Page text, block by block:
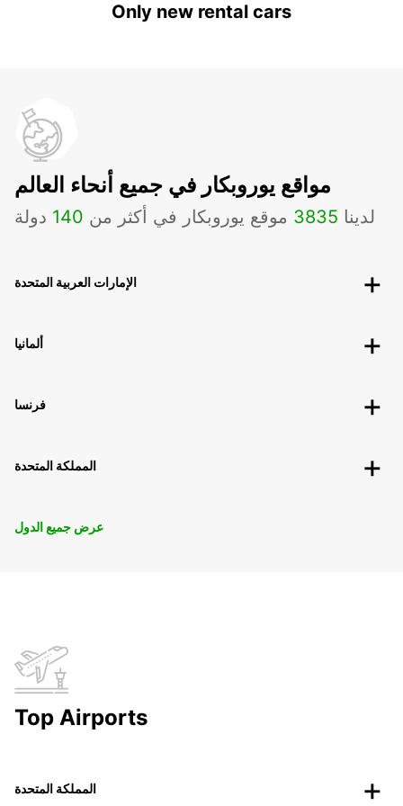
Only new rental cars
مواقع يوروبكار في جميع أنحاء العالم
لدينا 3835 موقع يوروبكار في أكثر من 140 دولة
الإمارات العربية المتحدة
ألمانيا
فرنسا
المملكة المتحدة
عرض جميع الدول
Top Airports
المملكة المتحدة